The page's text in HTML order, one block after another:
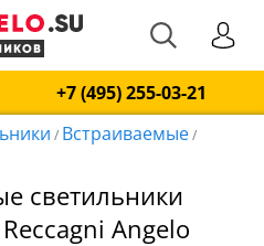
+7 (495) 255-03-21
/ Встраиваемые/
светильники
Angelo